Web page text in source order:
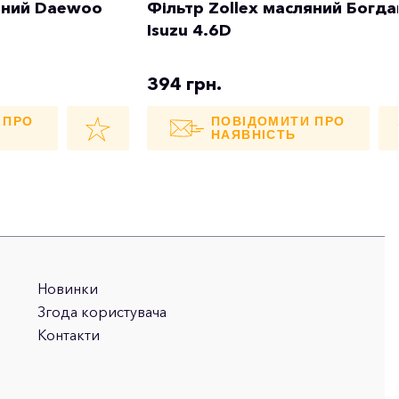
Daewoo
Фільтр Zollex масляний
Isuzu 4.6D
394 грн.
ПОВІДОМИТИ ПРО
НАЯВНІСТЬ
Новинки
Згода користувача
Контакти